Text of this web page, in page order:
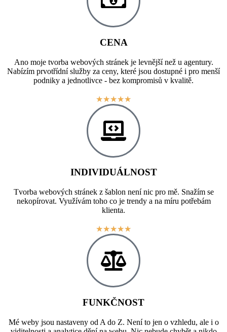
CENA
Ano moje tvorba webových stránek je levnější než u agentury.
Nabízím prvotřídní služby za ceny, které jsou dostupné i pro menší
podniky a jednotlivce - bez kompromisů v kvalitě.
★★★★★
INDIVIDUÁLNOST
Tvorba webových stránek z šablon není nic pro mě. Snažím se
nekopírovat. Využívám toho co je trendy a na míru potřebám
klienta.
★★★★★
FUNKČNOST
Mé weby jsou nastaveny od A do Z. Není to jen o vzhledu, ale i o